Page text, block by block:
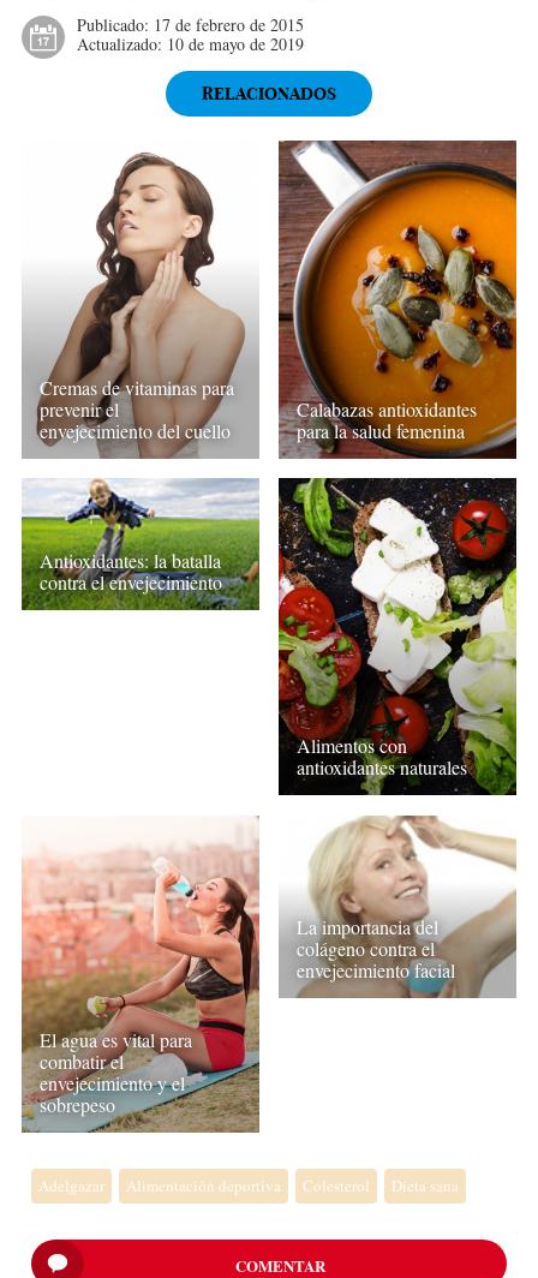
Publicado: 17 de febrero de 2015
Actualizado: 10 de mayo de 2019
RELACIONADOS
Cremas de vitaminas para
prevenir el
envejecimiento del cuello
Calabazas antioxidantes
para la salud femenina
Antioxidantes: la batalla
contra el envejecimiento
Alimentos con
antioxidantes naturales
El agua es vital para
combatir el
envejecimiento y el
sobrepeso
La importancia del
colágeno contra el
envejecimiento facial
Adelgazar Alimentación deportiva Colesterol Dieta sana
COMENTAR